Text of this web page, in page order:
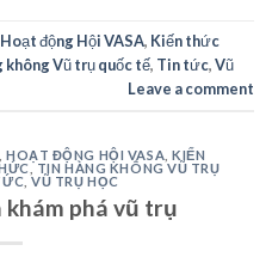
Hoạt động Hội VASA, Kiến thức
không Vũ trụ quốc tế, Tin tức,Vũ
Leave a comment
HOẠT ĐỘNG HỘI VASA ,KIẾN
, TIN HÀNG KHÔNG VŨ TRỤ
,VŨ TRỤ HỌC
khám phá vũ trụ